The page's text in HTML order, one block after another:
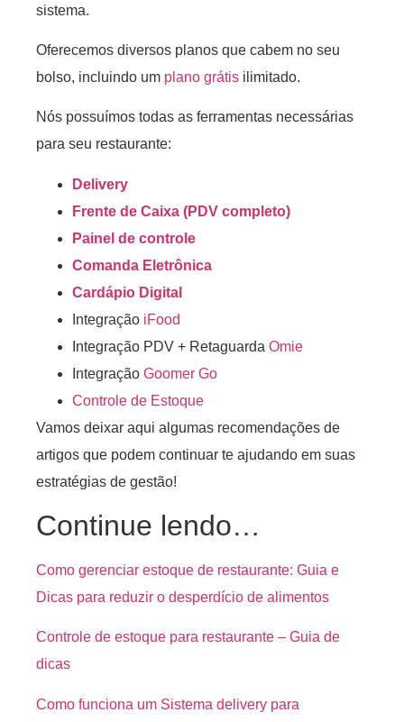
sistema.
Oferecemos diversos planos que cabem no seu
bolso, incluindo um plano grátis ilimitado.
Nós possuímos todas as ferramentas necessárias
para seu restaurante:
Delivery
Frente de Caixa (PDV completo)
Painel de controle
Comanda Eletrônica
Cardápio Digital
Integração iFood
Integração PDV + Retaguarda Omie
Integração Goomer Go
Controle de Estoque
Vamos deixar aqui algumas recomendações de
artigos que podem continuar te ajudando em suas
estratégias de gestão!
Continue lendo…
Como gerenciar estoque de restaurante: Guia e
Dicas para reduzir o desperdício de alimentos
Controle de estoque para restaurante – Guia de
dicas
Como funciona um Sistema delivery para